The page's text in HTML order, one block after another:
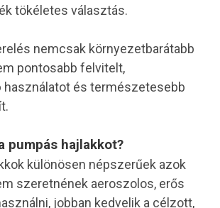
tökéletes választás.
nemcsak környezetbarátabb
pontosabb felvitelt,
használatot és természetesebb
pumpás hajlakkot?
különösen népszerűek azok
szeretnének aeroszolos, erős
jobban kedvelik a célzott,